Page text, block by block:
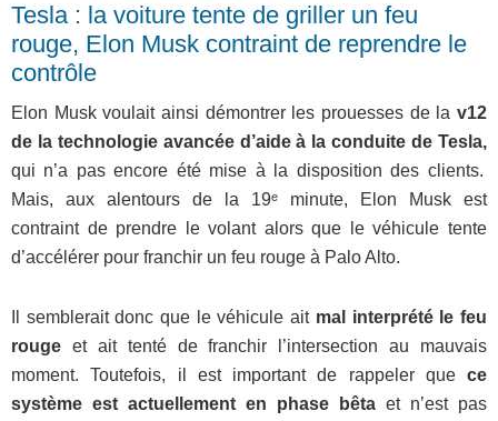
Tesla : la voiture tente de griller un feu
rouge, Elon Musk contraint de reprendre le
contrôle
Elon Musk voulait ainsi démontrer les prouesses de la v12
de la technologie avancée d’aide à la conduite de Tesla,
qui n’a pas encore été mise à la disposition des clients.
Mais, aux alentours de la 19ᵉ minute, Elon Musk est
contraint de prendre le volant alors que le véhicule tente
d’accélérer pour franchir un feu rouge à Palo Alto.
Il semblerait donc que le véhicule aitmal interprété le feu
rouge et ait tenté de franchir l’intersection au mauvais
moment. Toutefois, il est important de rappeler que ce
système est actuellement en phase bêta et n’est pas